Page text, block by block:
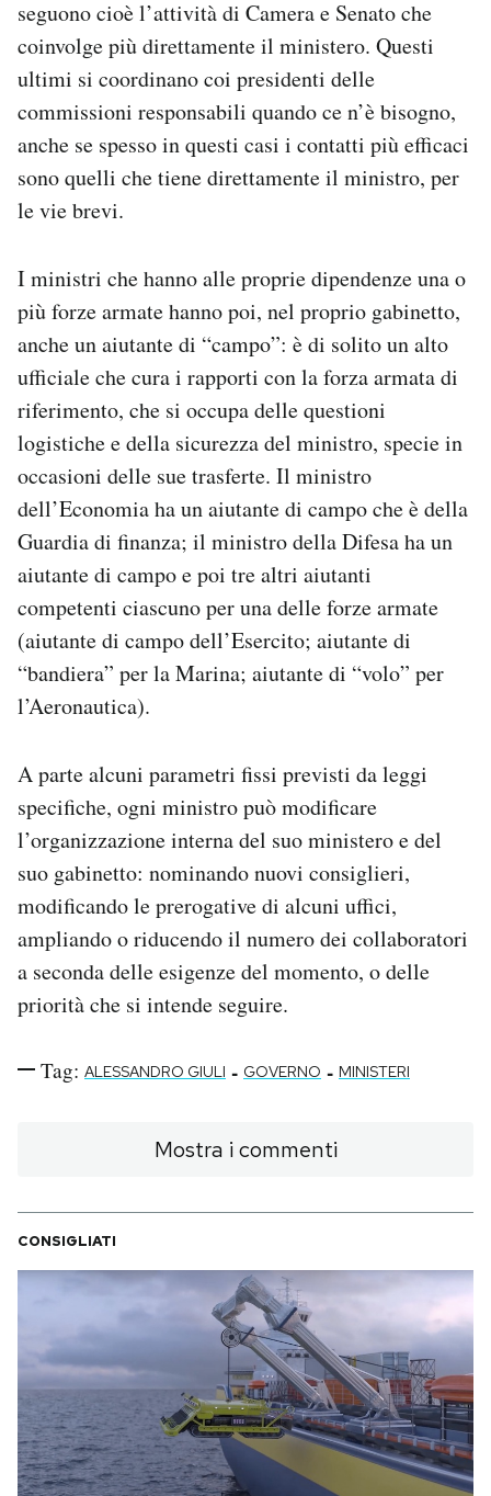
seguono cioè l’attività di Camera e Senato che
coinvolge più direttamente il ministero. Questi
ultimi si coordinano coi presidenti delle
commissioni responsabili quando ce n’è bisogno,
anche se spesso in questi casi i contatti più efficaci
sono quelli che tiene direttamente il ministro, per
le vie brevi.
I ministri che hanno alle proprie dipendenze una o
più forze armate hanno poi, nel proprio gabinetto,
anche un aiutante di “campo”: è di solito un alto
ufficiale che cura i rapporti con la forza armata di
riferimento, che si occupa delle questioni
logistiche e della sicurezza del ministro, specie in
occasioni delle sue trasferte. Il ministro
dell’Economia ha un aiutante di campo che è della
Guardia di finanza; il ministro della Difesa ha un
aiutante di campo e poi tre altri aiutanti
competenti ciascuno per una delle forze armate
(aiutante di campo dell’Esercito; aiutante di
“bandiera” per la Marina; aiutante di “volo” per
l’Aeronautica).
A parte alcuni parametri fissi previsti da leggi
specifiche, ogni ministro può modificare
l’organizzazione interna del suo ministero e del
suo gabinetto: nominando nuovi consiglieri,
modificando le prerogative di alcuni uffici,
ampliando o riducendo il numero dei collaboratori
a seconda delle esigenze del momento, o delle
priorità che si intende seguire.
Tag: ALESSANDRO GIULI - GOVERNO - MINISTERI
Mostra i commenti
CONSIGLIATI